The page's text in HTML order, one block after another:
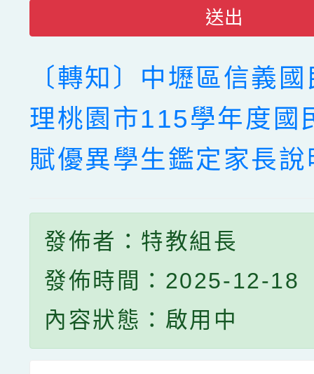
送出
〔轉知〕中壢區信義
理桃園市115學年度國
賦優異學生鑑定家長說
發佈者：特教組長
發佈時間：2025-12-18
內容狀態：啟用中